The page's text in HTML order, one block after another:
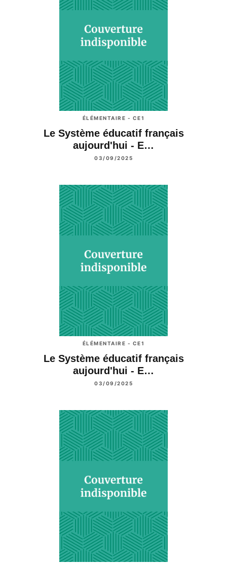
ÉLÉMENTAIRE - CE1
Le Système éducatif français
aujourd'hui - E…
03/09/2025
ÉLÉMENTAIRE - CE1
Le Système éducatif français
aujourd'hui - E…
03/09/2025